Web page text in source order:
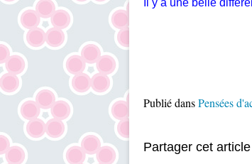
Il y a une belle
Publié dansPensées
Partager cet article